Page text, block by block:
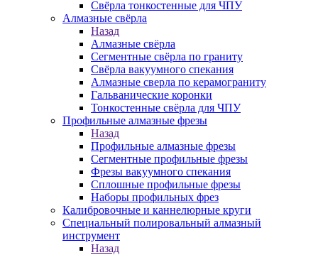
Свёрла тонкостенные для ЧПУ
Алмазные свёрла
Назад
Алмазные свёрла
Сегментные свёрла по граниту
Свёрла вакуумного спекания
Алмазные сверла по керамограниту
Гальванические коронки
Тонкостенные свёрла для ЧПУ
Профильные алмазные фрезы
Назад
Профильные алмазные фрезы
Сегментные профильные фрезы
Фрезы вакуумного спекания
Сплошные профильные фрезы
Наборы профильных фрез
Калибровочные и каннелюрные круги
Специальный полировальный алмазный
инструмент
Назад